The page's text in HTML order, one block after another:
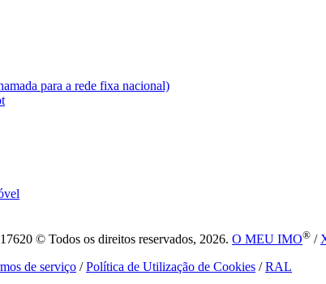
para a rede fixa nacional)
© Todos os direitos reservados, 2026. O MEU IMO® /
de serviço /Política de Utilização de Cookies /RAL